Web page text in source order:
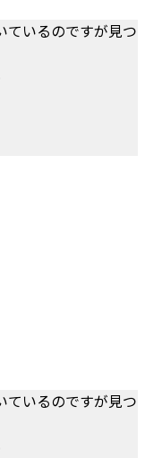
ているのですが見つ
ているのですが見つ